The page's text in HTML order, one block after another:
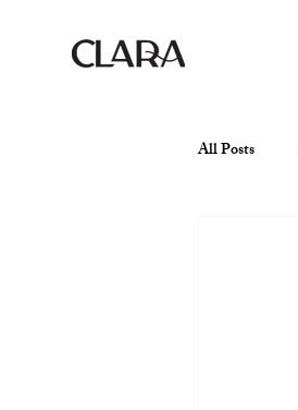
All Posts
venue
Tren